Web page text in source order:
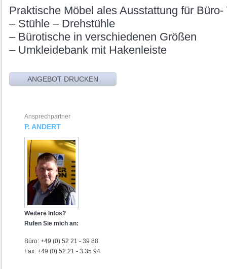
Praktische Möbel ales Ausstattung für
– Stühle – Drehstühle
– Bürotische in verschiedenen Größen
– Umkleidebank mit Hakenleiste
Ansprechpartner
P. ANDERT
Weitere Infos?
Rufen Sie mich an:
Büro: +49 (0) 52 21 - 39 88
Fax: +49 (0) 52 21 - 3 35 94